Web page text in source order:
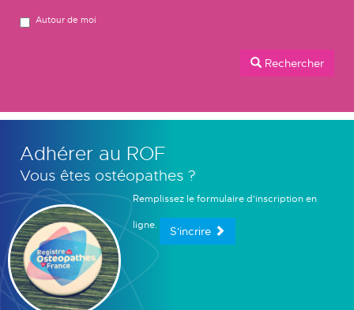
Autour de moi
Rechercher
Adhérer au ROF
Vous êtes ostéopathes ?
Remplissez le formulaire d'inscription en
ligne. S'incrire